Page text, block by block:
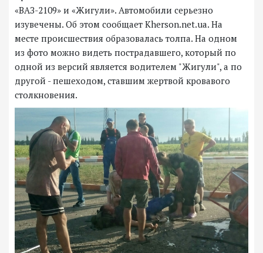
«ВАЗ-2109» и «Жигули». Автомобили серьезно
изувечены. Об этом сообщает Kherson.net.ua. На
месте происшествия образовалась толпа. На одном
из фото можно видеть пострадавшего, который по
одной из версий является водителем "Жигули", а по
другой - пешеходом, ставшим жертвой кровавого
столкновения.